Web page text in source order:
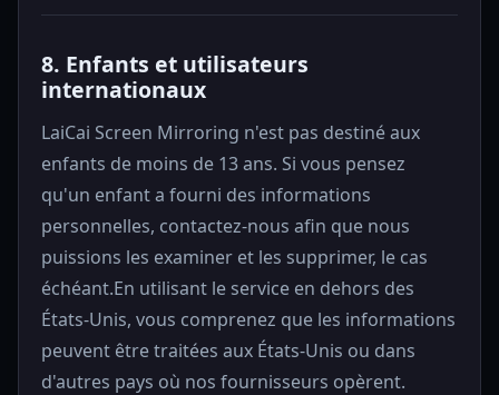
8. Enfants et utilisateurs
internationaux
LaiCai Screen Mirroring n'est pas destiné aux
enfants de moins de 13 ans. Si vous pensez
qu'un enfant a fourni des informations
personnelles, contactez-nous afin que nous
puissions les examiner et les supprimer, le cas
échéant.En utilisant le service en dehors des
États-Unis, vous comprenez que les informations
peuvent être traitées aux États-Unis ou dans
d'autres pays où nos fournisseurs opèrent.